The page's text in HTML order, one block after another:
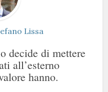
Lissa
decide di mettere
all’esterno
hanno.